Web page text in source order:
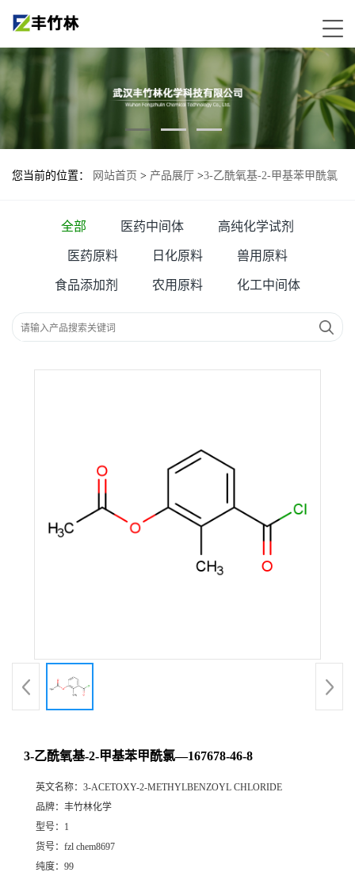
您当前的位置： 网站首页 > 产品展厅 >3-乙酰氧基-2-甲基苯甲酰氯
全部 医药中间体 高纯化学试剂
医药原料 日化原料 兽用原料
食品添加剂 农用原料 化工中间体
3-乙酰氧基-2-甲基苯甲酰氯—167678-46-8
英文名称： 3-ACETOXY-2-METHYLBENZOYL CHLORIDE
品牌： 丰竹林化学
型号： 1
货号： fzl chem8697
纯度： 99